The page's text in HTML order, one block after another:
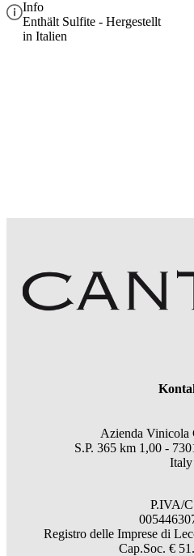
Info
Enthält Sulfite - Hergestellt
in Italien
Azienda
S.P. 365 km 1,00 -
Italy
P.IVA/
Registro delle Imprese di
Cap.Soc. €